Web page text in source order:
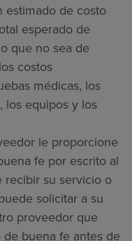
estimado de costo
esperado de
que no sea de
costos
médicas, los
los equipos y los
le proporcione
fe por escrito al
recibir su servicio o
solicitar a su
proveedor que
buena fe antes de